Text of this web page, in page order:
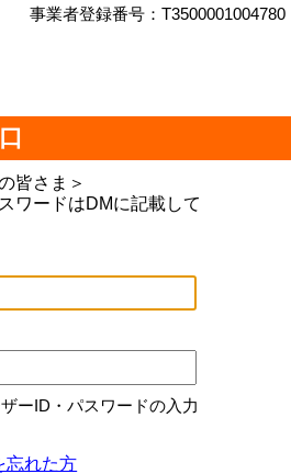
事業者登録番号：T3500001004780
皆さま＞
ワードはDMに記載して
ーID・パスワードの入力
忘れた方